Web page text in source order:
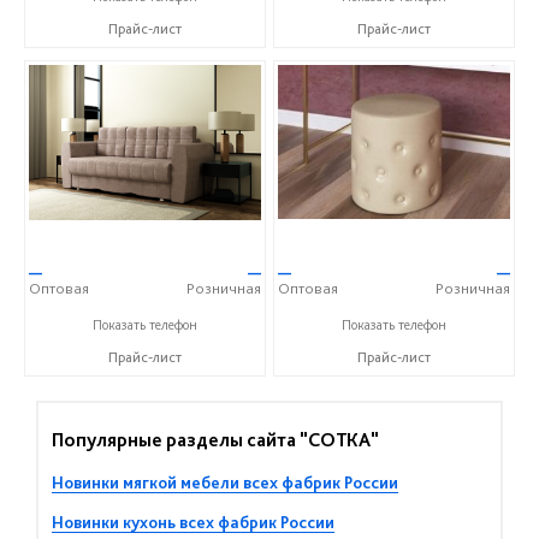
Прайс-лист
Прайс-лист
—
Оптовая
—
Розничная
+7 (4752) 56-53-36
Показать телефон
Прайс-лист
—
Оптовая
—
Розничная
+7 (4752) 56-53-36
Показать телефон
Прайс-лист
Популярные разделы сайта "СОТКА"
Новинки мягкой мебели всех фабрик России
Новинки кухонь всех фабрик России